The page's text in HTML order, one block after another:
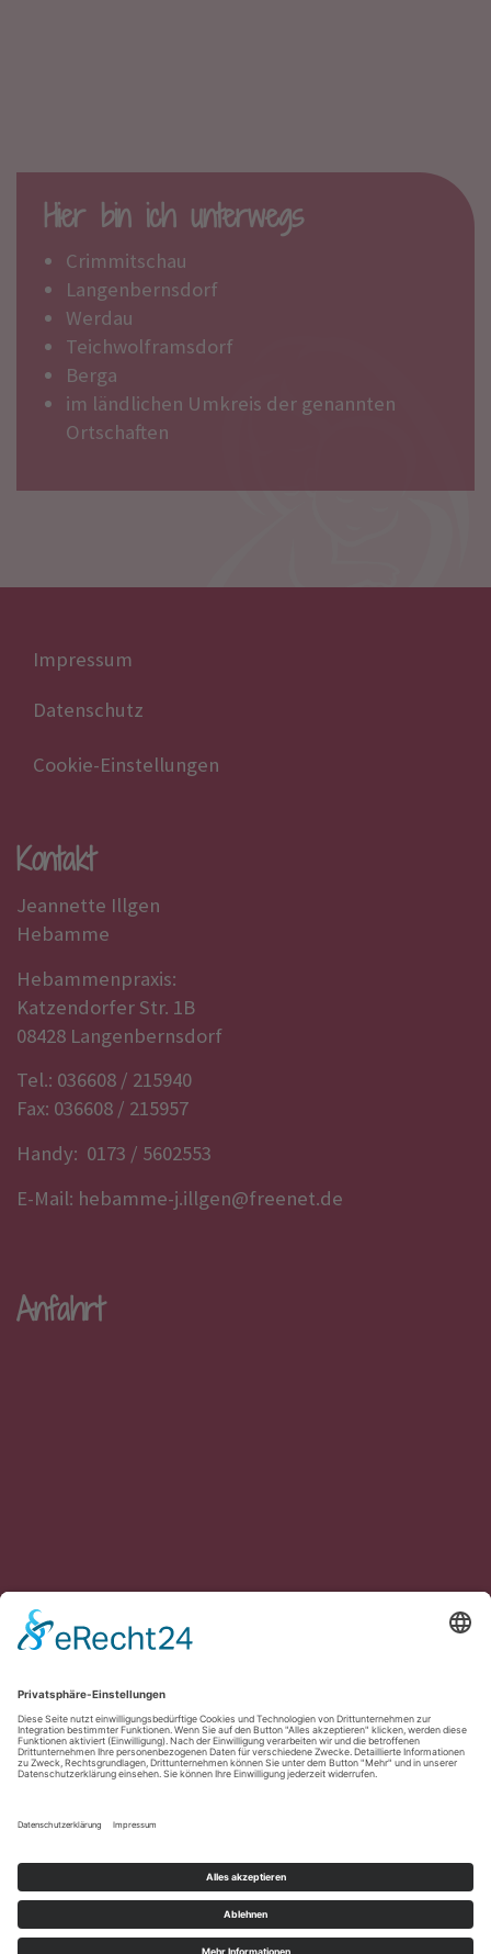
Hier bin ich unterwegs
Crimmitschau
Langenbernsdorf
Werdau
Teichwolframsdorf
Berga
im ländlichen Umkreis der genannten
Ortschaften
Impressum
Datenschutz
Cookie-Einstellungen
Kontakt
Jeannette Illgen
Hebamme
Hebammenpraxis:
Katzendorfer Str. 1B
08428 Langenbernsdorf
Tel.: 036608 / 215940
Fax: 036608 / 215957
Handy: 0173 / 5602553
E-Mail: hebamme-j.illgen@freenet.de
Anfahrt